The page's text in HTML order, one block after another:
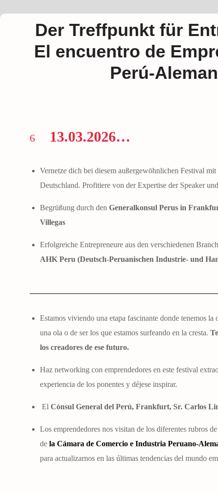
Der Treffpunkt für
El encuentro de
Perú-
6 13.03.2026…
Vernetze dich bei diesem außergewöhnlichen Festival
Deutschland. Profitiere von der Expertise der Speaker
Begrüßung durch den Generalkonsul Perus in
Villegas
Erfolgreiche Entrepreneure aus den verschiedenen
AHK Peru (Deutsch-Peruanischen Industrie- und
Estamos viviendo una etapa fascinante donde tenemos la
una ola o de ser los que estamos surfeando en la cresta.
los creadores de ese futuro.
Haz networking con emprendedores en este festival
experiencia de los ponentes y déjese inspirar.
El Cónsul General del Perú, Frankfurt, Sr. Carlos
Los emprendedores nos visitan de los diferentes rubros
dela Cámara de Comercio e Industria Peruano-
para actualizarnos en las últimas tendencias del mundo